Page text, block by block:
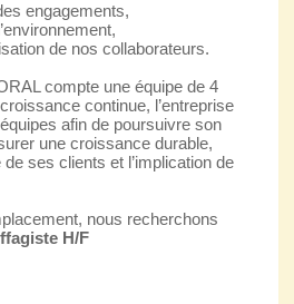
engagements,
de nos collaborateurs.
compte une équipe de 4
continue, l’entreprise
afin de poursuivre son
une croissance durable,
ses clients et l’implication de
nous recherchons
H/F